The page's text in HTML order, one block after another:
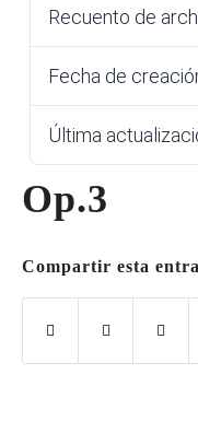
Recuento de
Fecha de
Última
Op.3
Compartir esta